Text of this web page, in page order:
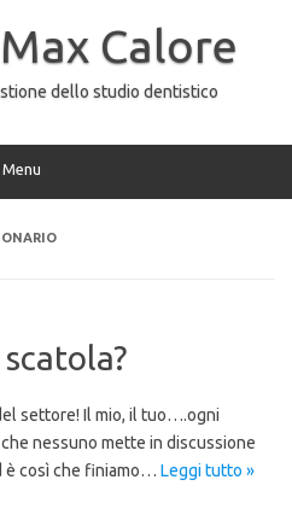
Calore
dello studio dentistico
Menu
settore! Il mio, il tuo….ogni
nessuno mette in discussione
è così che finiamo… Leggi tutto »